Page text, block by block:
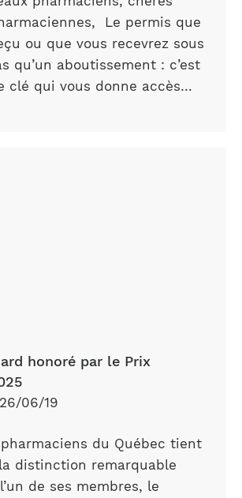
Le permis que
ou que vous recevrez sous
qu’un aboutissement : c’est
clé qui vous donne accès…
honoré par le Prix
06/19
pharmaciens du Québec tient
distinction remarquable
de ses membres, le